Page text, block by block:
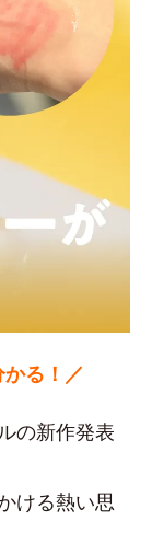
る！／
の新作発表
ける熱い思